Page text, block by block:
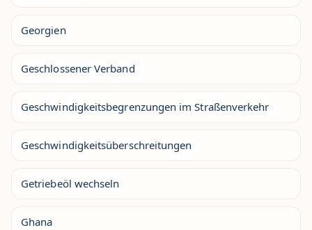
Georgien
Geschlossener Verband
Geschwindigkeitsbegrenzungen im Straßenverkehr
Geschwindigkeitsüberschreitungen
Getriebeöl wechseln
Ghana